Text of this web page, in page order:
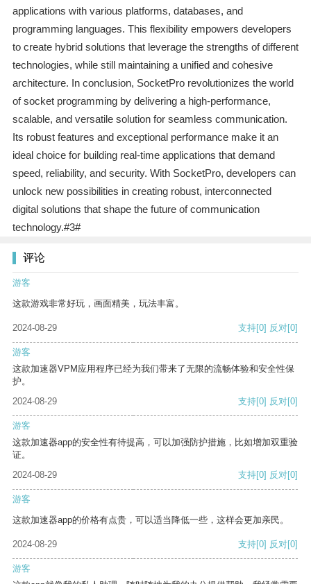
applications with various platforms, databases, and
programming languages. This flexibility empowers developers
to create hybrid solutions that leverage the strengths of different
technologies, while still maintaining a unified and cohesive
architecture. In conclusion, SocketPro revolutionizes the world
of socket programming by delivering a high-performance,
scalable, and versatile solution for seamless communication.
Its robust features and exceptional performance make it an
ideal choice for building real-time applications that demand
speed, reliability, and security. With SocketPro, developers can
unlock new possibilities in creating robust, interconnected
digital solutions that shape the future of communication
technology.#3#
评论
游客
这款游戏非常好玩，画面精美，玩法丰富。
2024-08-29 支持[0] 反对[0]
游客
这款加速器VPM应用程序已经为我们带来了无限的流畅体验和安全性保
护。
2024-08-29
支持[0] 反对[0]
游客
这款加速器app的安全性有待提高，可以加强防护措施，比如增加双重验
证。
2024-08-29
支持[0] 反对[0]
游客
这款加速器app的价格有点贵，可以适当降低一些，这样会更加亲民。
2024-08-29 支持[0] 反对[0]
游客